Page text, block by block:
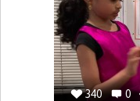
PROMOTING SELF-
PREVENTING
RESEARCH/
CAREGIVING
UNITED STATES
340 0